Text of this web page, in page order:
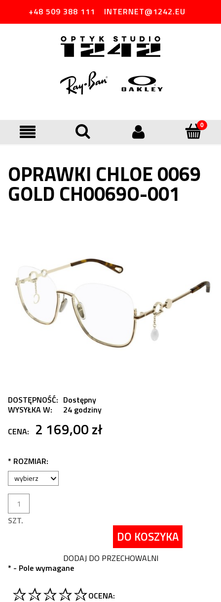
+48 509 388 111 INTERNET@1242.EU
OPRAWKI CHLOE 0069
GOLD CH0069O-001
DOSTĘPNOŚĆ: Dostępny
WYSYŁKA W:
24 godziny
CENA:
2 169,00 zł
* ROZMIAR:
SZT.
DO KOSZYKA
DODAJ DO PRZECHOWALNI
* - Pole wymagane
OCENA: